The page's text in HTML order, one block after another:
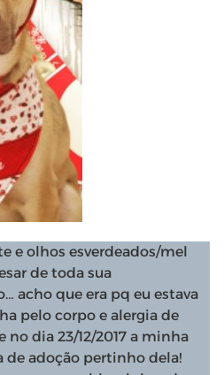
e olhos esverdeados/mel
de toda sua
acho que era pq eu estava
pelo corpo e alergia de
no dia 23/12/2017 a minha
de adoção pertinho dela!